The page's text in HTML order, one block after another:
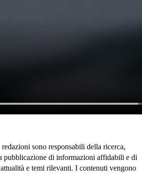
sono responsabili della ricerca,
pubblicazione di informazioni affidabili e di
e temi rilevanti. I contenuti vengono